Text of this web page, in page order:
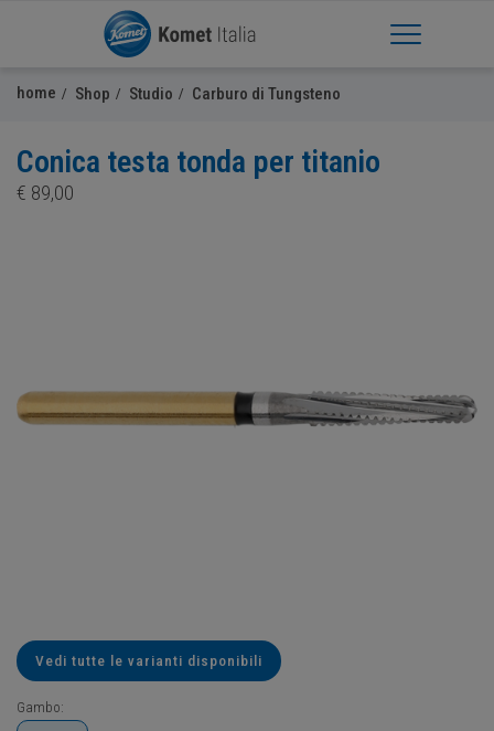
Apri Menu
home Shop Studio Carburo di Tungsteno
Conica testa tonda per titanio
€ 89,00
Vedi tutte le varianti disponibili
Gambo: